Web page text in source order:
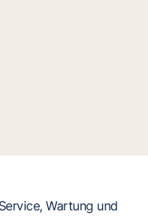
Wartung und